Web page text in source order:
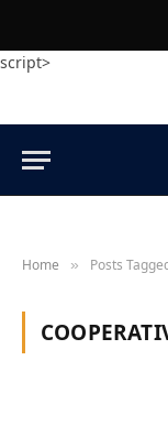
script>
Home » Posts